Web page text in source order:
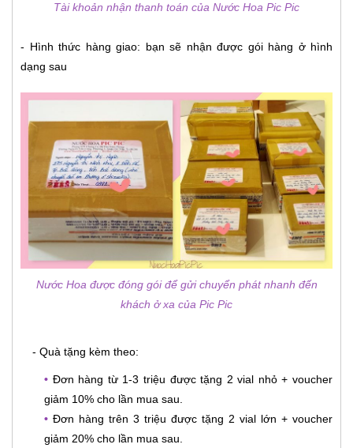
Tài khoản nhận thanh toán của Nước Hoa Pic Pic
- Hình thức hàng giao: bạn sẽ nhận được gói hàng ở hình
dạng sau
Nước Hoa được đóng gói để gửi chuyển phát nhanh đến
khách ở xa của Pic Pic
- Quà tặng kèm theo:
• Đơn hàng từ 1-3 triệu được tặng 2 vial nhỏ + voucher
giảm 10% cho lần mua sau.
• Đơn hàng trên 3 triệu được tặng 2 vial lớn + voucher
giảm 20% cho lần mua sau.